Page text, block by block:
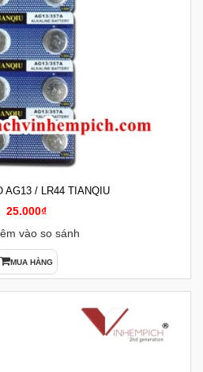
AG13 / LR44 TIANQIU
25.000₫
vào so sánh
MUA HÀNG